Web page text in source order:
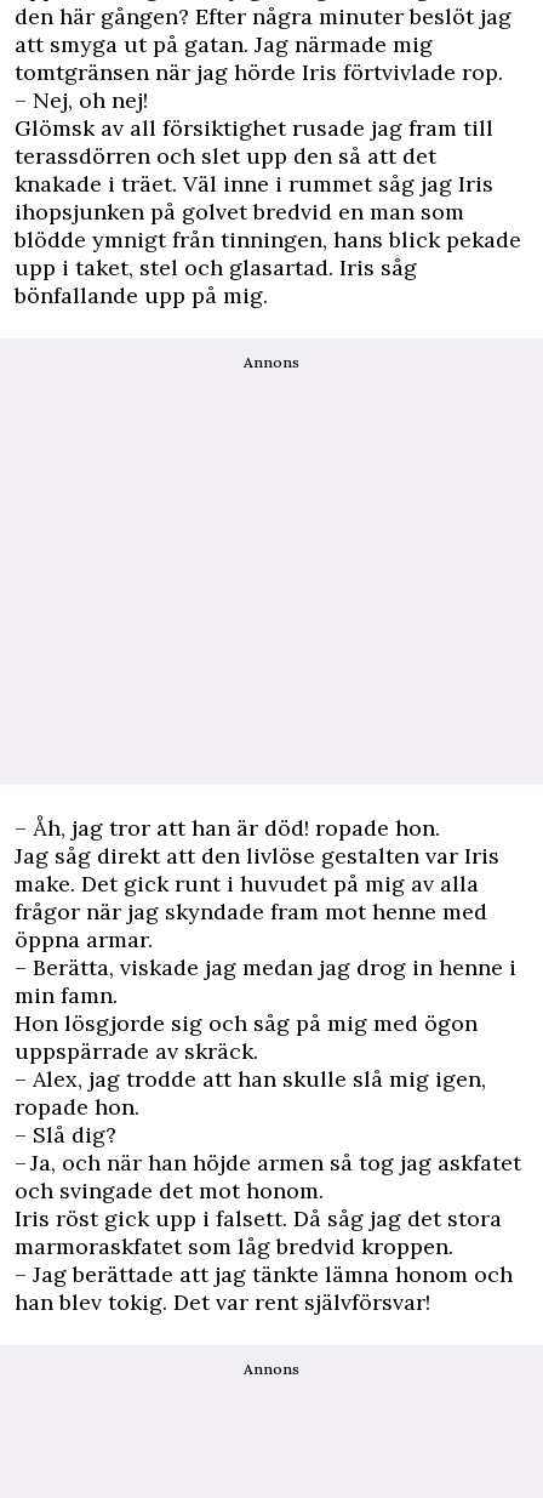
den här gången? Efter några minuter beslöt jag
att smyga ut på gatan. Jag närmade mig
tomtgränsen när jag hörde Iris förtvivlade rop.
– Nej, oh nej!
Glömsk av all försiktighet rusade jag fram till
terassdörren och slet upp den så att det
knakade i träet. Väl inne i rummet såg jag Iris
ihopsjunken på golvet bredvid en man som
blödde ymnigt från tinningen, hans blick pekade
upp i taket, stel och glasartad. Iris såg
bönfallande upp på mig.
Annons
– Åh, jag tror att han är död! ropade hon.
Jag såg direkt att den livlöse gestalten var Iris
make. Det gick runt i huvudet på mig av alla
frågor när jag skyndade fram mot henne med
öppna armar.
– Berätta, viskade jag medan jag drog in henne i
min famn.
Hon lösgjorde sig och såg på mig med ögon
uppspärrade av skräck.
– Alex, jag trodde att han skulle slå mig igen,
ropade hon.
– Slå dig?
– Ja, och när han höjde armen så tog jag askfatet
och svingade det mot honom.
Iris röst gick upp i falsett. Då såg jag det stora
marmoraskfatet som låg bredvid kroppen.
– Jag berättade att jag tänkte lämna honom och
han blev tokig. Det var rent självförsvar!
Annons